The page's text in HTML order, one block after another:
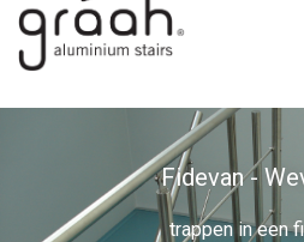
Fidevan -
trappen in een